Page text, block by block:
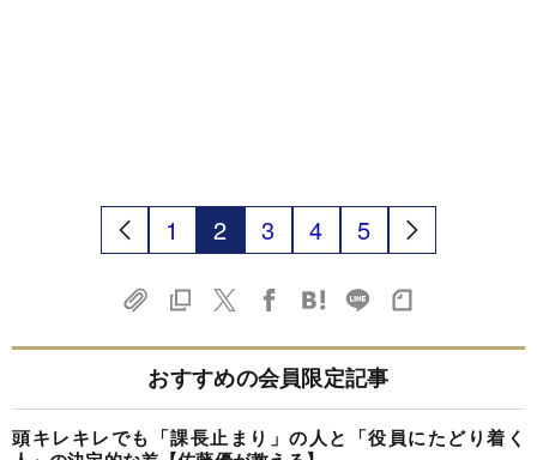
1 2 3 4 5
おすすめの会員限定記事
頭キレキレでも「課長止まり」の人と「役員にたどり着く